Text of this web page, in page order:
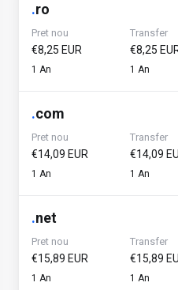
.ro
Pret nou
€8,25 EUR
1 An
Transfer
€8,25
1 An
.com
Pret nou
€14,09 EUR
1 An
Transfer
€14,09
1 An
.net
Pret nou
€15,89 EUR
1 An
Transfer
€15,89
1 An